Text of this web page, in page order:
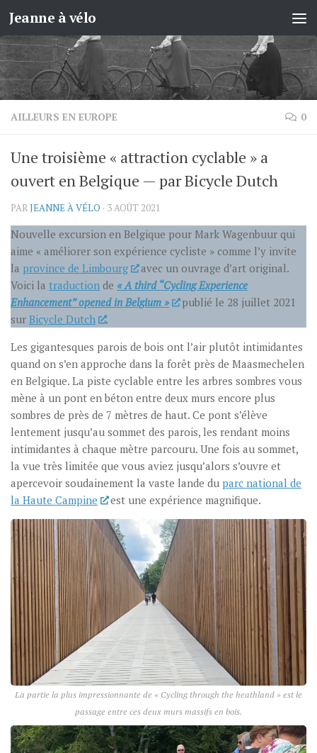
Skip to content
Jeanne à vélo
AILLEURS EN EUROPE 0
Une troisième « attraction cyclable » a
ouvert en Belgique — par Bicycle Dutch
PARJEANNE À VÉLO · 3 AOÛT 2021
Nouvelle excursion en Belgique pour Mark Wagenbuur qui
aime « améliorer son expérience cycliste » comme l’y invite
la province de Limbourg
avec un ouvrage d’art original.
Voici la traduction de « A third “Cycling Experience
Enhancement” opened in Belgium »
publié le 28 juillet 2021
sur Bicycle Dutch
.
Les gigantesques parois de bois ont l’air plutôt intimidantes
quand on s’en approche dans la forêt près de Maasmechelen
en Belgique. La piste cyclable entre les arbres sombres vous
mène à un pont en béton entre deux murs encore plus
sombres de près de 7 mètres de haut. Ce pont s’élève
lentement jusqu’au sommet des parois, les rendant moins
intimidantes à chaque mètre parcouru. Une fois au sommet,
la vue très limitée que vous aviez jusqu’alors s’ouvre et
apercevoir soudainement la vaste lande du parc national de
la Haute Campine
est une expérience magnifique.
La partie la plus impressionnante de « Cycling through the heathland » est le
passage entre ces deux murs massifs en bois.